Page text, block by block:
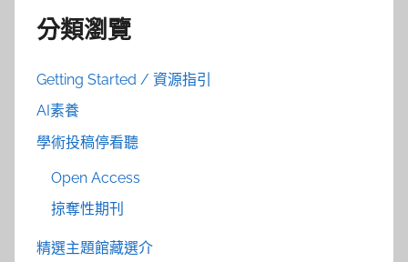
分類瀏覽
Getting Started / 資源指引
AI素養
學術投稿停看聽
Open Access
掠奪性期刊
精選主題館藏選介